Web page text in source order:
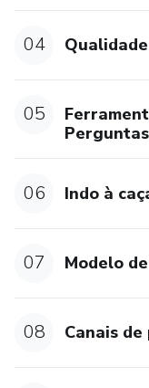
04
05
Perguntas
06 Indo à
07 Modelo
08 Canais